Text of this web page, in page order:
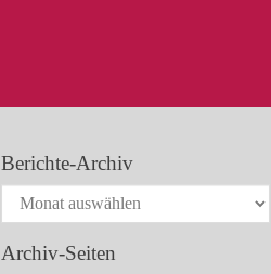
Berichte-Archiv
Archiv-Seiten